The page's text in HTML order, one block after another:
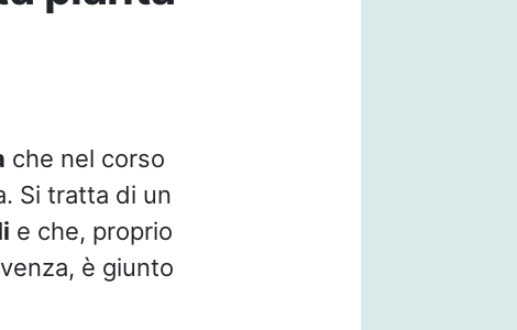
che nel corso
Si tratta di un
e che, proprio
è giunto